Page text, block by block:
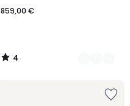
859,00 €
4
/